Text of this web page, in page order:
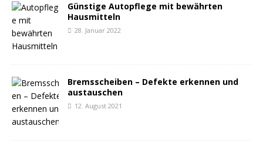
Günstige Autopflege mit bewährten
Hausmitteln
28. Januar 2022
Bremsscheiben – Defekte erkennen und
austauschen
12. August 2021